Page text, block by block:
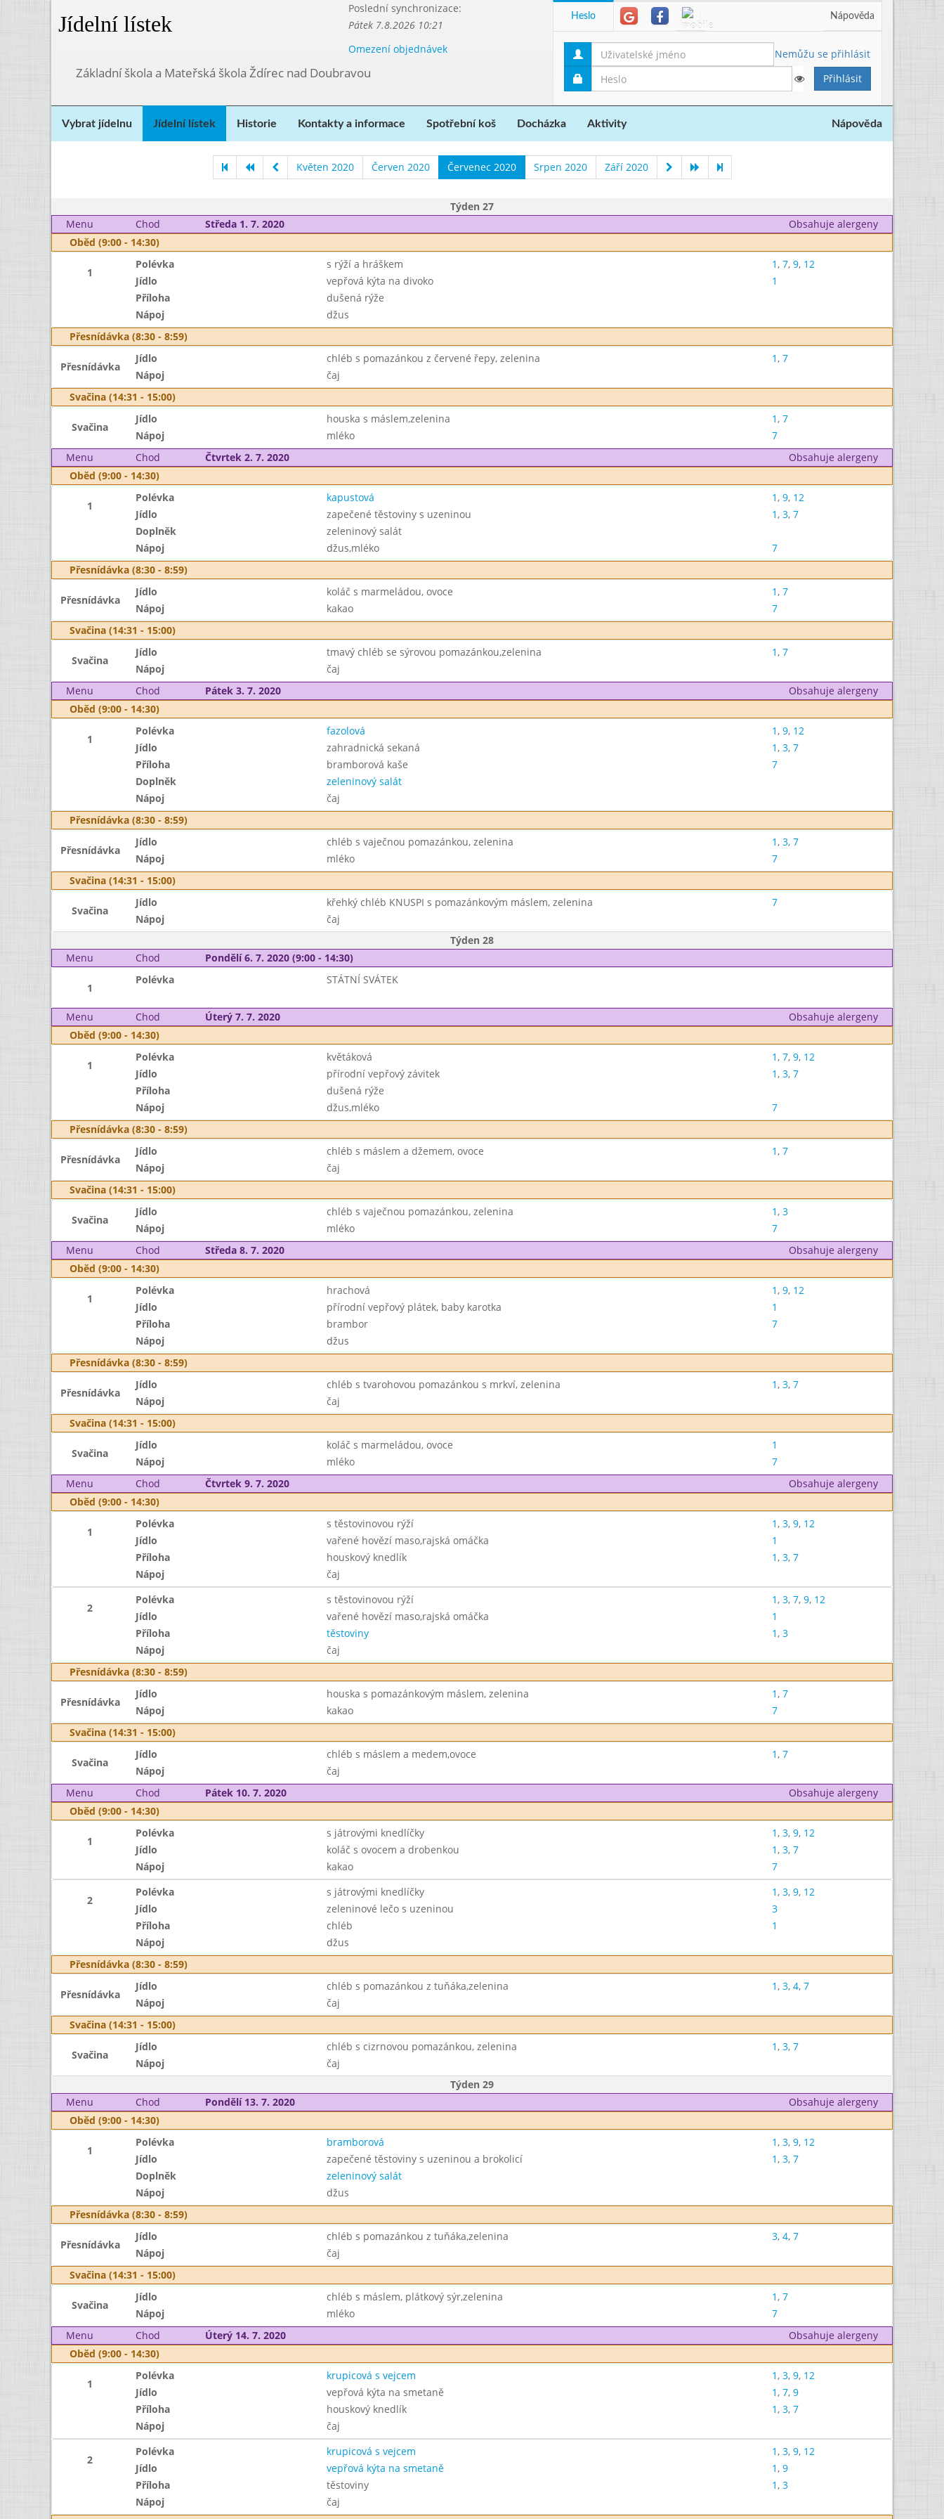
Jídelní lístek
Poslední synchronizace:
Pátek 7.8.2026 10:21
Omezení objednávek
Základní škola a Mateřská škola Ždírec nad Doubravou
Heslo Nápověda
Nemůžu se přihlásit
Vybrat jídelnu Jídelní lístek Historie Kontakty a informace Spotřební koš Docházka Aktivity Nápověda
Květen 2020 Červen 2020 Červenec 2020 Srpen 2020 Září 2020
Týden 27
Menu
Chod Středa 1. 7. 2020
Obsahuje alergeny
Oběd (9:00 - 14:30)
1
Polévka s rýží a hráškem 1, 7, 9, 12
Jídlo
vepřová kýta na divoko
1
Příloha
dušená rýže
Nápoj
džus
Přesnídávka (8:30 - 8:59)
Přesnídávka
Jídlo chléb s pomazánkou z červené řepy, zelenina 1, 7
Nápoj
čaj
Svačina (14:31 - 15:00)
Svačina
Jídlo houska s máslem,zelenina 1, 7
Nápoj
mléko
7
Menu
Chod Čtvrtek 2. 7. 2020
Obsahuje alergeny
Oběd (9:00 - 14:30)
1
Polévka kapustová 1, 9, 12
Jídlo
zapečené těstoviny s uzeninou 1, 3, 7
Doplněk
zeleninový salát
Nápoj
džus,mléko
7
Přesnídávka (8:30 - 8:59)
Přesnídávka
Jídlo koláč s marmeládou, ovoce 1, 7
Nápoj
kakao
7
Svačina (14:31 - 15:00)
Svačina
Jídlo tmavý chléb se sýrovou pomazánkou,zelenina 1, 7
Nápoj
čaj
Menu
Chod Pátek 3. 7. 2020
Obsahuje alergeny
Oběd (9:00 - 14:30)
1
Polévka fazolová 1, 9, 12
Jídlo
zahradnická sekaná 1, 3, 7
Příloha
bramborová kaše
7
Doplněk
zeleninový salát
Nápoj
čaj
Přesnídávka (8:30 - 8:59)
Přesnídávka
Jídlo chléb s vaječnou pomazánkou, zelenina 1, 3, 7
Nápoj
mléko
7
Svačina (14:31 - 15:00)
Svačina
Jídlo křehký chléb KNUSPI s pomazánkovým máslem, zelenina
7
Nápoj
čaj
Týden 28
Menu
Chod Pondělí 6. 7. 2020 (9:00 - 14:30)
1
Polévka STÁTNÍ SVÁTEK
Menu Chod Úterý 7. 7. 2020
Obsahuje alergeny
Oběd (9:00 - 14:30)
1
Polévka květáková 1, 7, 9, 12
Jídlo
přírodní vepřový závitek 1, 3, 7
Příloha
dušená rýže
Nápoj
džus,mléko
7
Přesnídávka (8:30 - 8:59)
Přesnídávka
Jídlo chléb s máslem a džemem, ovoce 1, 7
Nápoj
čaj
Svačina (14:31 - 15:00)
Svačina
Jídlo chléb s vaječnou pomazánkou, zelenina 1, 3
Nápoj
mléko
7
Menu
Chod Středa 8. 7. 2020
Obsahuje alergeny
Oběd (9:00 - 14:30)
1
Polévka hrachová 1, 9, 12
Jídlo
přírodní vepřový plátek, baby karotka
1
Příloha
brambor
7
Nápoj
džus
Přesnídávka (8:30 - 8:59)
Přesnídávka
Jídlo chléb s tvarohovou pomazánkou s mrkví, zelenina 1, 3, 7
Nápoj
čaj
Svačina (14:31 - 15:00)
Svačina
Jídlo koláč s marmeládou, ovoce
1
Nápoj
mléko
7
Menu
Chod Čtvrtek 9. 7. 2020
Obsahuje alergeny
Oběd (9:00 - 14:30)
1
Polévka s těstovinovou rýží 1, 3, 9, 12
Jídlo
vařené hovězí maso,rajská omáčka
1
Příloha
houskový knedlík 1, 3, 7
Nápoj
čaj
2
Polévka s těstovinovou rýží 1, 3, 7, 9, 12
Jídlo
vařené hovězí maso,rajská omáčka
1
Příloha
těstoviny 1, 3
Nápoj
čaj
Přesnídávka (8:30 - 8:59)
Přesnídávka
Jídlo houska s pomazánkovým máslem, zelenina 1, 7
Nápoj
kakao
7
Svačina (14:31 - 15:00)
Svačina
Jídlo chléb s máslem a medem,ovoce 1, 7
Nápoj
čaj
Menu
Chod Pátek 10. 7. 2020
Obsahuje alergeny
Oběd (9:00 - 14:30)
1
Polévka s játrovými knedlíčky 1, 3, 9, 12
Jídlo
koláč s ovocem a drobenkou 1, 3, 7
Nápoj
kakao 7
2
Polévka s játrovými knedlíčky 1, 3, 9, 12
Jídlo
zeleninové lečo s uzeninou
3
Příloha
chléb
1
Nápoj
džus
Přesnídávka (8:30 - 8:59)
Přesnídávka
Jídlo chléb s pomazánkou z tuňáka,zelenina 1, 3, 4, 7
Nápoj
čaj
Svačina (14:31 - 15:00)
Svačina
Jídlo chléb s cizrnovou pomazánkou, zelenina 1, 3, 7
Nápoj
čaj
Týden 29
Menu
Chod Pondělí 13. 7. 2020
Obsahuje alergeny
Oběd (9:00 - 14:30)
1
Polévka bramborová 1, 3, 9, 12
Jídlo
zapečené těstoviny s uzeninou a brokolicí 1, 3, 7
Doplněk
zeleninový salát
Nápoj
džus
Přesnídávka (8:30 - 8:59)
Přesnídávka
Jídlo chléb s pomazánkou z tuňáka,zelenina 3, 4, 7
Nápoj
čaj
Svačina (14:31 - 15:00)
Svačina
Jídlo chléb s máslem, plátkový sýr,zelenina 1, 7
Nápoj
mléko
7
Menu
Chod Úterý 14. 7. 2020
Obsahuje alergeny
Oběd (9:00 - 14:30)
1
Polévka krupicová s vejcem 1, 3, 9, 12
Jídlo
vepřová kýta na smetaně 1, 7, 9
Příloha
houskový knedlík 1, 3, 7
Nápoj
čaj
2
Polévka krupicová s vejcem 1, 3, 9, 12
Jídlo
vepřová kýta na smetaně 1, 9
Příloha
těstoviny 1, 3
Nápoj
čaj